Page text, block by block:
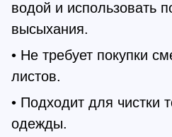
водой и использовать
высыхания.
• Не требует покупки
листов.
• Подходит для чистки
одежды.